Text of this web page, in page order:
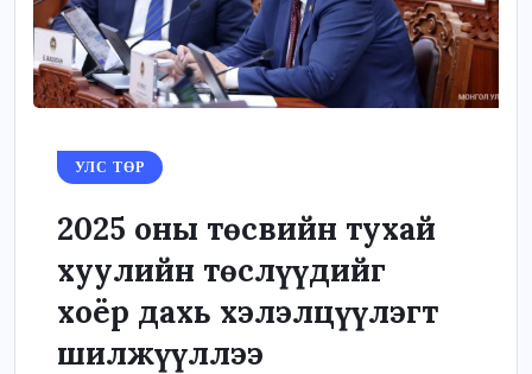
УЛС ТӨР
2025 оны төсвийн тухай
хуулийн төслүүдийг
хоёр дахь хэлэлцүүлэгт
шилжүүллээ